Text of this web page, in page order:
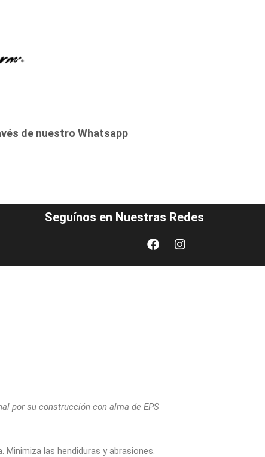
de nuestro Whatsapp
Seguínos en Nuestras Redes
FacebookInstagram
por su construcción con alma de EPS
Minimiza las hendiduras y abrasiones.